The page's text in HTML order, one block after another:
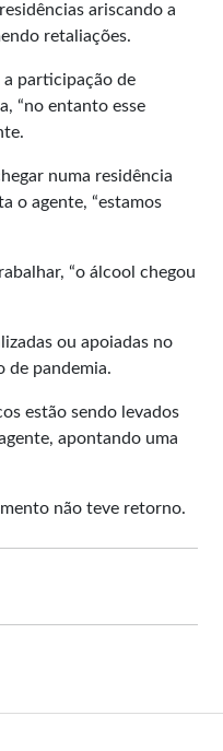
ariscando a
retaliações.
participação de
“no entanto esse
numa residência
o agente, “estamos
“o álcool chegou
ou apoiadas no
de pandemia.
estão sendo levados
apontando uma
não teve retorno.